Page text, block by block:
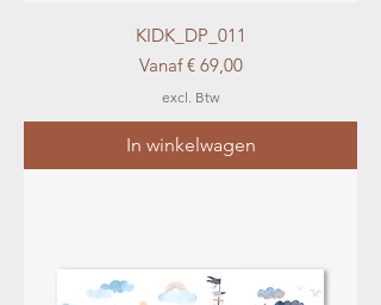
KIDK_DP_011
Vanaf€ 69,00
Verkoopprijs
excl. Btw
In winkelwagen